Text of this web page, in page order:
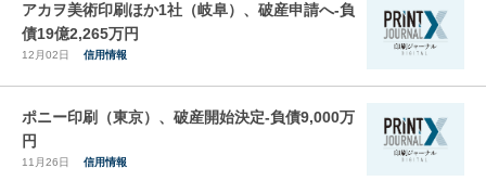
アカヲ美術印刷ほか1社（岐阜）、破産申請へ-負
債19億2,265万円
12月02日 信用情報
ポニー印刷（東京）、破産開始決定-負債9,000万
円
11月26日 信用情報